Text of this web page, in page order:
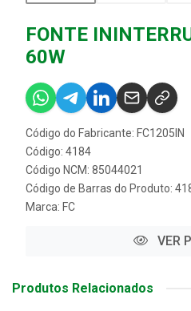
FONTE
60W
Código do Fabricante: FC1205IN
Código: 4184
Código NCM: 85044021
Código de Barras do Produto:
Marca: FC
VER
Produtos Relacionados